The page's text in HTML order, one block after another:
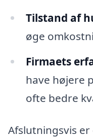
Tilstand af
øge
Firmaets
have højere
ofte bedre
Afslutningsvis